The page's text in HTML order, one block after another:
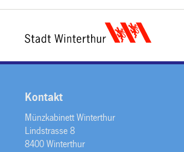
Kontakt
Münzkabinett Winterthur
Lindstrasse 8
8400 Winterthur